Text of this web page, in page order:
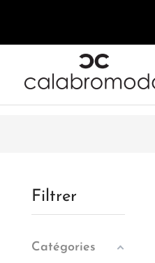
Filtrer
Catégories